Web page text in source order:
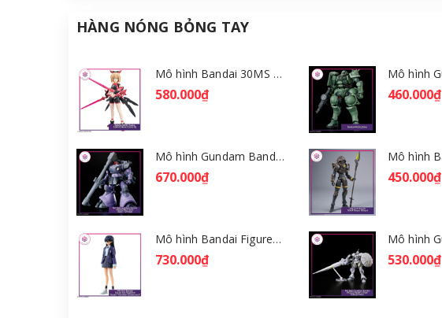
HÀNG NÓNG BỎNG TAY
Mô hình Bandai 30MS Tiasha (Dahlia Wear) [Color B] [GDB] [30MS]
580.000₫ 460.000₫
Mô hình Gundam Bandai HGGQ Rick Dom (Gaia / Ortega) 1/144 [GDB] [BHG]
670.000₫ 450.000₫
Mô hình Bandai Figure-rise Standard Nyaan - Gundam GQuuuuuuX [GDB] [FRS]
730.000₫ 530.000₫